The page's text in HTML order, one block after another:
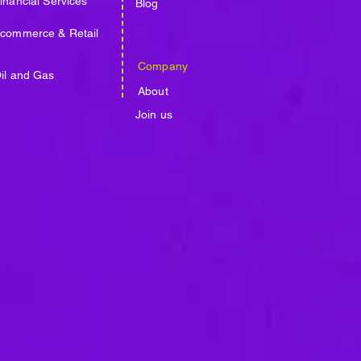
Blog
& Retail
and Gas
Company
About
Join us